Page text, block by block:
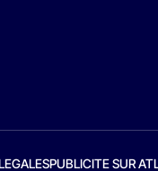
PUBLICITE SUR